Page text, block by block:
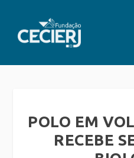
POLO EM
RECEBE